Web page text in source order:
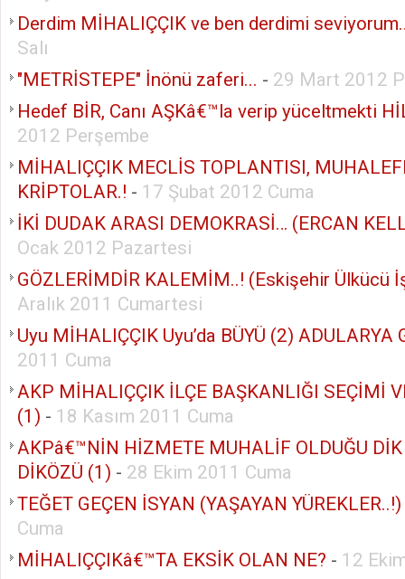
Derdim MİHALIÇÇIK ve ben derdimi
Salı
"METRİSTEPE" İnönü zaferi... - 29 Mart 2012
Hedef BİR, Canı AŞKâ€™la verip yüceltmekti
2012 Perşembe
MİHALIÇÇIK MECLİS TOPLANTISI,
KRİPTOLAR.! - 17 Şubat 2012 Cuma
İKİ DUDAK ARASI DEMOKRASİ… (ERCAN
Ocak 2012 Pazartesi
GÖZLERİMDİR KALEMİM..! (Eskişehir Ülkücü
Aralık 2011 Cumartesi
Uyu MİHALIÇÇIK Uyu’da BÜYÜ (2) ADULARYA
2011 Cuma
AKP MİHALIÇÇIK İLÇE BAŞKANLIĞI SEÇİMİ
(1) - 18 Kasım 2011 Cuma
AKPâ€™NİN HİZMETE MUHALİF OLDUĞU DİK
DİKÖZÜ (1) - 28 Ekim 2011 Cuma
TEĞET GEÇEN İSYAN (YAŞAYAN YÜREKLER..!)
Cuma
MİHALIÇÇIKâ€™TA EKSİK OLAN NE? - 12